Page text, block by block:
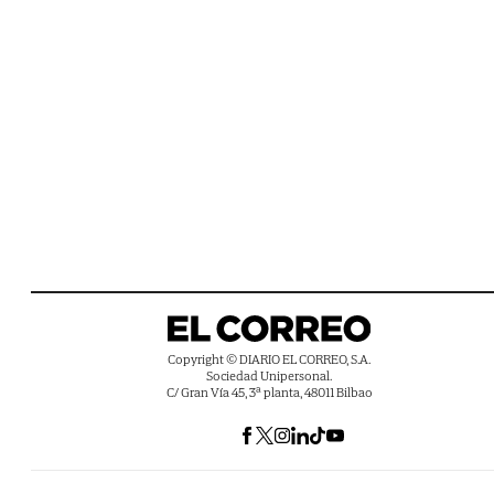
Copyright © DIARIO EL CORREO, S.A.
Sociedad Unipersonal.
C/ Gran Vía 45, 3ª planta, 48011 Bilbao